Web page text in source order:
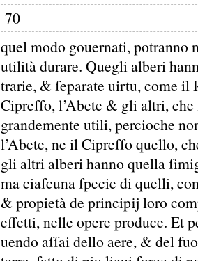
70
quel modo gouernati,
utilità durare. Quegli alberi
trarie, & ſeparate uirtu, come il
Cipreſſo, l’Abete & gli altri, che
grandemente utili, percioche
l’Abete, ne il Cipreſſo quello,
gli altri alberi hanno quella
ma ciaſcuna ſpecie di quelli,
& propietà de principĳ loro
effetti, nelle opere produce. Et
uendo aſſai dello aere, & del